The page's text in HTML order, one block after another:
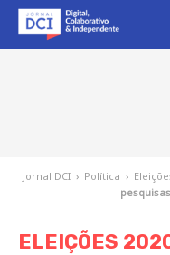
Jornal DCI › Política ›
ELEIÇÕES